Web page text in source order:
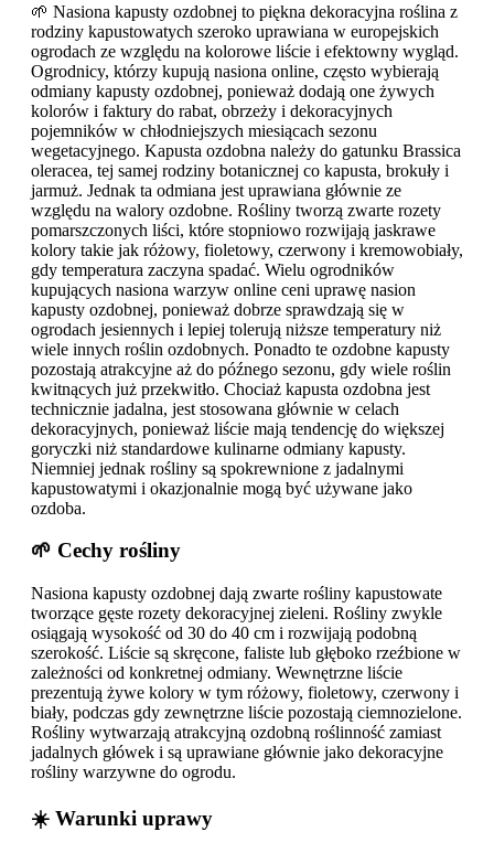
🌱 Nasiona kapusty ozdobnej to piękna dekoracyjna roślina z
rodziny kapustowatych szeroko uprawiana w europejskich
ogrodach ze względu na kolorowe liście i efektowny wygląd.
Ogrodnicy, którzy kupują nasiona online, często wybierają
odmiany kapusty ozdobnej, ponieważ dodają one żywych
kolorów i faktury do rabat, obrzeży i dekoracyjnych
pojemników w chłodniejszych miesiącach sezonu
wegetacyjnego. Kapusta ozdobna należy do gatunku Brassica
oleracea, tej samej rodziny botanicznej co kapusta, brokuły i
jarmuż. Jednak ta odmiana jest uprawiana głównie ze
względu na walory ozdobne. Rośliny tworzą zwarte rozety
pomarszczonych liści, które stopniowo rozwijają jaskrawe
kolory takie jak różowy, fioletowy, czerwony i kremowobiały,
gdy temperatura zaczyna spadać. Wielu ogrodników
kupujących nasiona warzyw online ceni uprawę nasion
kapusty ozdobnej, ponieważ dobrze sprawdzają się w
ogrodach jesiennych i lepiej tolerują niższe temperatury niż
wiele innych roślin ozdobnych. Ponadto te ozdobne kapusty
pozostają atrakcyjne aż do późnego sezonu, gdy wiele roślin
kwitnących już przekwitło. Chociaż kapusta ozdobna jest
technicznie jadalna, jest stosowana głównie w celach
dekoracyjnych, ponieważ liście mają tendencję do większej
goryczki niż standardowe kulinarne odmiany kapusty.
Niemniej jednak rośliny są spokrewnione z jadalnymi
kapustowatymi i okazjonalnie mogą być używane jako
ozdoba.
🌱 Cechy rośliny
Nasiona kapusty ozdobnej dają zwarte rośliny kapustowate
tworzące gęste rozety dekoracyjnej zieleni. Rośliny zwykle
osiągają wysokość od 30 do 40 cm i rozwijają podobną
szerokość. Liście są skręcone, faliste lub głęboko rzeźbione w
zależności od konkretnej odmiany. Wewnętrzne liście
prezentują żywe kolory w tym różowy, fioletowy, czerwony i
biały, podczas gdy zewnętrzne liście pozostają ciemnozielone.
Rośliny wytwarzają atrakcyjną ozdobną roślinność zamiast
jadalnych główek i są uprawiane głównie jako dekoracyjne
rośliny warzywne do ogrodu.
☀️ Warunki uprawy